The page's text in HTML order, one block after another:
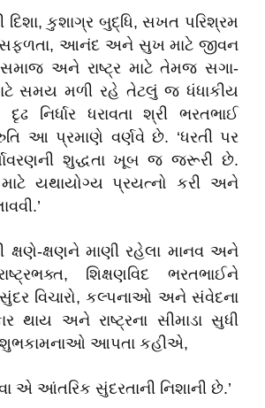
દિશા, કુશાગ્ર બુદ્ધિ, સખત પરિશ્રમ
આનંદ અને સુખ માટે જીવન
અને રાષ્ટ્ર માટે તેમજ સગા-
સમય મળી રહે તેટલું જ ધંધાકીય
નિર્ધાર ધરાવતા શ્રી ભરતભાઈ
આ પ્રમાણે વર્ણવે છે. ‘ધરતી પર
શુદ્ધતા ખૂબ જ જરૂરી છે.
યથાયોગ્ય પ્રયત્નો કરી અને
ક્ષણે-ક્ષણને માણી રહેલા માનવ અને
શિક્ષણવિદ ભરતભાઈને
વિચારો, કલ્પનાઓ અને સંવેદના
થાય અને રાષ્ટ્રના સીમાડા સુધી
શુભકામનાઓ આપતા કહીએ,
એ આંતરિક સુંદરતાની નિશાની છે.’